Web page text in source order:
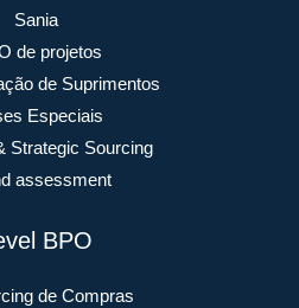
Sania
de projetos
de Suprimentos
Especiais
Strategic Sourcing
assessment
BPO
de Compras